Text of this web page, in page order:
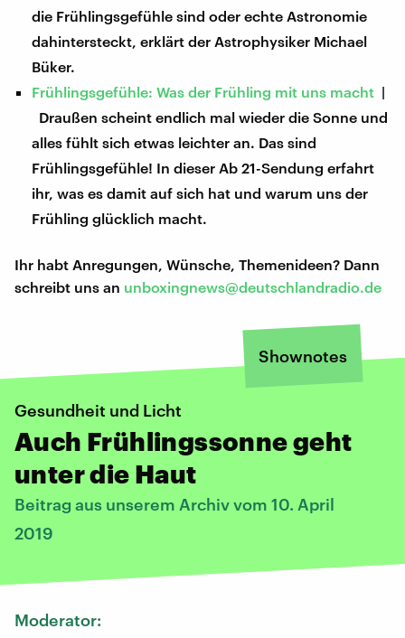
die Frühlingsgefühle sind oder echte Astronomie
dahintersteckt, erklärt der Astrophysiker Michael
Büker.
Frühlingsgefühle: Was der Frühling mit uns macht |
Draußen scheint endlich mal wieder die Sonne und
alles fühlt sich etwas leichter an. Das sind
Frühlingsgefühle! In dieser Ab 21-Sendung erfahrt
ihr, was es damit auf sich hat und warum uns der
Frühling glücklich macht.
Ihr habt Anregungen, Wünsche, Themenideen? Dann
schreibt uns an unboxingnews@deutschlandradio.de
Shownotes
Gesundheit und Licht
Auch Frühlingssonne geht
unter die Haut
Beitrag aus unserem Archiv vom 10. April
2019
Moderator: